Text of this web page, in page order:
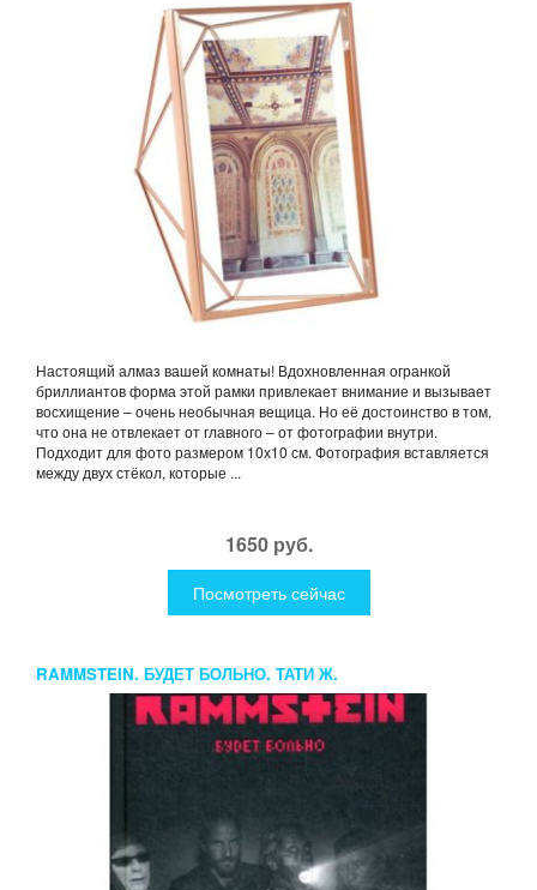
Настоящий алмаз вашей комнаты! Вдохновленная огранкой
бриллиантов форма этой рамки привлекает внимание и вызывает
восхищение – очень необычная вещица. Но её достоинство в том,
что она не отвлекает от главного – от фотографии внутри.
Подходит для фото размером 10х10 см. Фотография вставляется
между двух стёкол, которые ...
1650 руб.
Посмотреть сейчас
RAMMSTEIN. БУДЕТ БОЛЬНО. ТАТИ Ж.